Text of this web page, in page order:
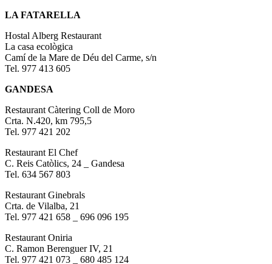
LA FATARELLA
Hostal Alberg Restaurant
La casa ecològica
Camí de la Mare de Déu del Carme, s/n
Tel. 977 413 605
GANDESA
Restaurant Càtering Coll de Moro
Crta. N.420, km 795,5
Tel. 977 421 202
Restaurant El Chef
C. Reis Catòlics, 24 _ Gandesa
Tel. 634 567 803
Restaurant Ginebrals
Crta. de Vilalba, 21
Tel. 977 421 658 _ 696 096 195
Restaurant Oniria
C. Ramon Berenguer IV, 21
Tel. 977 421 073 _ 680 485 124